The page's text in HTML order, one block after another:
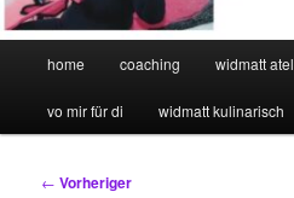
home coaching widmatt
vo mir für di widmatt kulinarisch
Beitragsnavigation
← Vorheriger